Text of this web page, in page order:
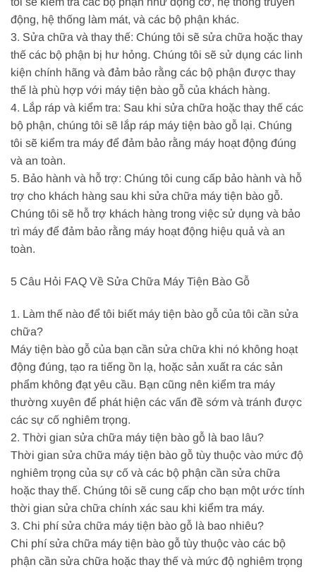
động, hệ thống làm mát, và các bộ phận khác.
3. Sửa chữa và thay thế: Chúng tôi sẽ sửa chữa hoặc thay
thế các bộ phận bị hư hỏng. Chúng tôi sẽ sử dụng các linh
kiện chính hãng và đảm bảo rằng các bộ phận được thay
thế là phù hợp với máy tiện bào gỗ của khách hàng.
4. Lắp ráp và kiểm tra: Sau khi sửa chữa hoặc thay thế các
bộ phận, chúng tôi sẽ lắp ráp máy tiện bào gỗ lại. Chúng
tôi sẽ kiểm tra máy để đảm bảo rằng máy hoạt động đúng
và an toàn.
5. Bảo hành và hỗ trợ: Chúng tôi cung cấp bảo hành và hỗ
trợ cho khách hàng sau khi sửa chữa máy tiện bào gỗ.
Chúng tôi sẽ hỗ trợ khách hàng trong việc sử dụng và bảo
trì máy để đảm bảo rằng máy hoạt động hiệu quả và an
toàn.
5 Câu Hỏi FAQ Về Sửa Chữa Máy Tiện Bào Gỗ
1. Làm thế nào để tôi biết máy tiện bào gỗ của tôi cần sửa
chữa?
Máy tiện bào gỗ của bạn cần sửa chữa khi nó không hoạt
động đúng, tạo ra tiếng ồn lạ, hoặc sản xuất ra các sản
phẩm không đạt yêu cầu. Bạn cũng nên kiểm tra máy
thường xuyên để phát hiện các vấn đề sớm và tránh được
các sự cố nghiêm trọng.
2. Thời gian sửa chữa máy tiện bào gỗ là bao lâu?
Thời gian sửa chữa máy tiện bào gỗ tùy thuộc vào mức độ
nghiêm trọng của sự cố và các bộ phận cần sửa chữa
hoặc thay thế. Chúng tôi sẽ cung cấp cho bạn một ước tính
thời gian sửa chữa chính xác sau khi kiểm tra máy.
3. Chi phí sửa chữa máy tiện bào gỗ là bao nhiêu?
Chi phí sửa chữa máy tiện bào gỗ tùy thuộc vào các bộ
phận cần sửa chữa hoặc thay thế và mức độ nghiêm trọng